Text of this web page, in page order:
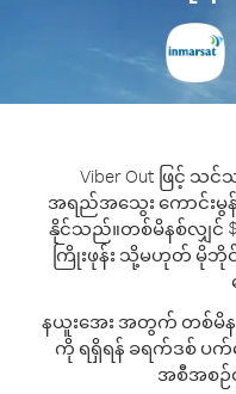
Viber Out ဖြင့် သ
အရည်အသွေး ကောင်းမွန်
နိုင်သည်။တစ်မိနစ်လျှင်
ကြိုးဖုန်း သို့မဟုတ် မိုဘို
နယူးအေး အတွက် တစ်မိနစ်
ကို ရရှိရန် ခရက်ဒစ် ပက်
အစီအစဉ်